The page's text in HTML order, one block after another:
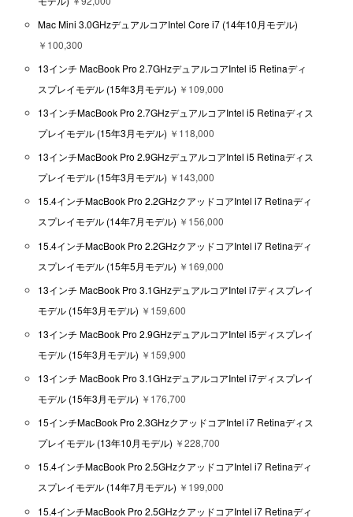
Mac Mini 3.0GHzデュアルコアIntel Core i7 (14年10月モデル)
￥100,300
13インチ MacBook Pro 2.7GHzデュアルコアIntel i5 Retinaディ
スプレイモデル (15年3月モデル) ￥109,000
13インチMacBook Pro 2.7GHzデュアルコアIntel i5 Retinaディス
プレイモデル (15年3月モデル) ￥118,000
13インチMacBook Pro 2.9GHzデュアルコアIntel i5 Retinaディス
プレイモデル (15年3月モデル) ￥143,000
15.4インチMacBook Pro 2.2GHzクアッドコアIntel i7 Retinaディ
スプレイモデル (14年7月モデル) ￥156,000
15.4インチMacBook Pro 2.2GHzクアッドコアIntel i7 Retinaディ
スプレイモデル (15年5月モデル) ￥169,000
13インチ MacBook Pro 3.1GHzデュアルコアIntel i7ディスプレイ
モデル (15年3月モデル) ￥159,600
13インチ MacBook Pro 2.9GHzデュアルコアIntel i5ディスプレイ
モデル (15年3月モデル) ￥159,900
13インチ MacBook Pro 3.1GHzデュアルコアIntel i7ディスプレイ
モデル (15年3月モデル) ￥176,700
15インチMacBook Pro 2.3GHzクアッドコアIntel i7 Retinaディス
プレイモデル (13年10月モデル) ￥228,700
15.4インチMacBook Pro 2.5GHzクアッドコアIntel i7 Retinaディ
スプレイモデル (14年7月モデル) ￥199,000
15.4インチMacBook Pro 2.5GHzクアッドコアIntel i7 Retinaディ